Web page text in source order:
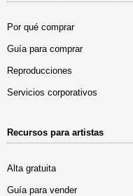
Por qué comprar
Guía para comprar
Reproducciones
Servicios corporativos
Recursos para artistas
Alta gratuita
Guía para vender